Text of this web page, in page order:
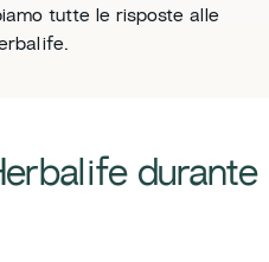
tutte le risposte alle
durante